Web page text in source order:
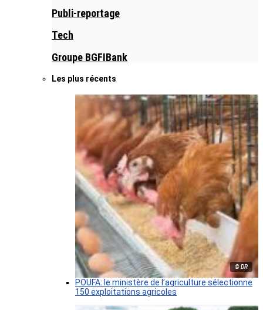
Publi-reportage
Tech
Groupe BGFIBank
Les plus récents
© DR
POUFA: le ministère de l’agriculture sélectionne
150 exploitations agricoles